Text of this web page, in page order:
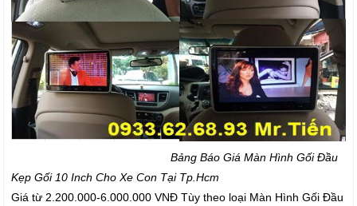
Bảng Báo Giá Màn Hình Gối Đầu
Kẹp Gối 10 Inch Cho Xe Con Tại Tp.Hcm
Giá từ 2.200.000-6.000.000 VNĐ Tùy theo loại Màn Hình Gối Đầu